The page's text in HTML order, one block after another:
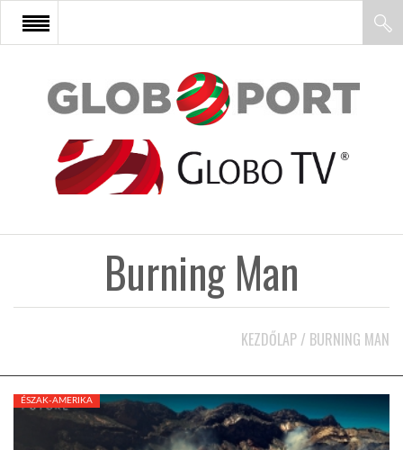
FŐOLDAL
AFRIKA
KÖZEL-KELET
Burning Man
KEZDŐLAP / BURNING MAN
ÉSZAK-AMERIKA